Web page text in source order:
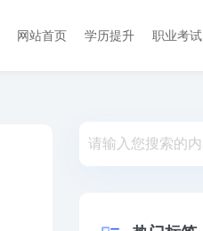
网站首页 学历提升 职业考试